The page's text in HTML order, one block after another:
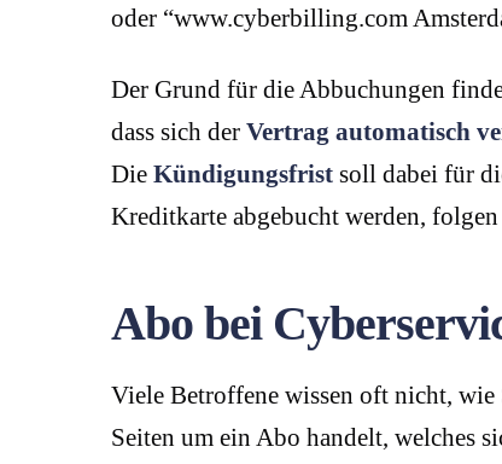
oder “www.cyberbilling.com
Der Grund für die Abbuchungen
dass sich der Vertrag automatisch
Die Kündigungsfrist soll dabei für
Kreditkarte abgebucht werden,
Abo bei
Viele Betroffene wissen oft nicht, wie
Seiten um ein Abo handelt, welches